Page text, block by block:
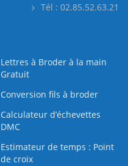
Tél : 02.85.52.63.21
Lettres à Broder à la main
Gratuit
Conversion fils à broder
Calculateur d’échevettes
DMC
Estimateur de temps : Point
de croix